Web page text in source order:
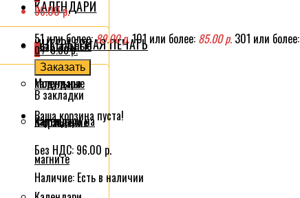
КАЛЕНДАРИ
Квартальные
календари
Календари на
магните
ИНТЕРЬЕРНАЯ ПЕЧАТЬ
Модульные
картины
0/ 0.00 р.
Ваша корзина пуста!
96.00 р.
51 или более:89.00 р.101 или более: 85.00 р. 301 или более:
Заказать
В закладки
В сравнение
Без НДС: 96.00 р.
Наличие: Есть в наличии